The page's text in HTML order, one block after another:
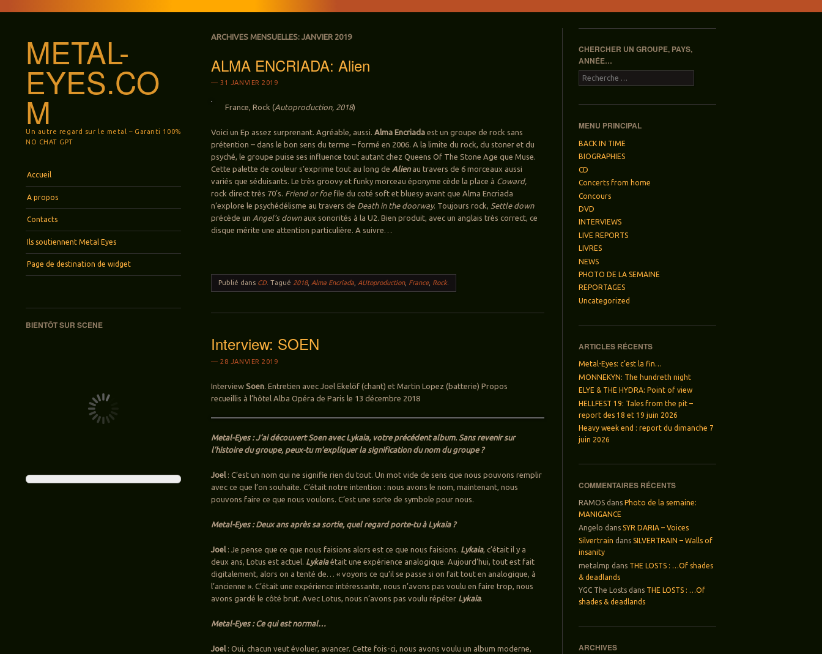
METAL-
EYES.CO
M
Un autre regard sur le metal – Garanti 100%
NO CHAT GPT
Aller au contenu principal
Accueil
A propos
Contacts
Ils soutiennent Metal Eyes
Page de destination de widget
BIENTÔT SUR SCENE
ARCHIVES MENSUELLES:JANVIER 2019
ALMA ENCRIADA: Alien
31 JANVIER 2019
France, Rock (Autoproduction, 2018)
Voici un Ep assez surprenant. Agréable, aussi.Alma Encriada est un groupe de rock sans
prétention – dans le bon sens du terme – formé en 2006. A la limite du rock, du stoner et du
psyché, le groupe puise ses influence tout autant chez Queens Of The Stone Age que Muse.
Cette palette de couleur s’exprime tout au long deAlienau travers de 6 morceaux aussi
variés que séduisants. Le très groovy et funky morceau éponyme cède la place à Coward,
rock direct très 70’s. Friend or foefile du coté soft et bluesy avant que Alma Encriada
n’explore le psychédélisme au travers de Death in the doorway. Toujours rock, Settle down
précède un Angel’s downaux sonorités à la U2. Bien produit, avec un anglais très correct, ce
disque mérite une attention particulière. A suivre…
Publié dans CD.Tagué 2018, Alma Encriada AUtoproduction, France, Rock.
Interview: SOEN
28 JANVIER 2019
Interview Soen . Entretien avec Joel Ekelöf (chant) et Martin Lopez (batterie) Propos
recueillis à l’hôtel Alba Opéra de Paris le 13 décembre 2018
Metal-Eyes : J’ai découvert Soen avec Lykaia, votre précédent album. Sans revenir sur
l’histoire du groupe, peux-tu m’expliquer la signification du nom du groupe ?
Joel : C’est un nom qui ne signifie rien du tout. Un mot vide de sens que nous pouvons remplir
avec ce que l’on souhaite. C’était notre intention : nous avons le nom, maintenant, nous
pouvons faire ce que nous voulons. C’est une sorte de symbole pour nous.
Metal-Eyes : Deux ans après sa sortie, quel regard porte-tu à Lykaia ?
Joel : Je pense que ce que nous faisions alors est ce que nous faisions. Lykaia, c’était il y a
deux ans, Lotus est actuel. Lykaiaétait une expérience analogique. Aujourd’hui, tout est fait
digitalement, alors on a tenté de… « voyons ce qu’il se passe si on fait tout en analogique, à
l’ancienne ». C’était une expérience intéressante, nous n’avons pas voulu en faire trop, nous
avons gardé le côté brut. Avec Lotus, nous n’avons pas voulu répéter Lykaia.
Metal-Eyes : Ce qui est normal…
Joel : Oui, chacun veut évoluer, avancer. Cette fois-ci, nous avons voulu un album moderne,
CHERCHER UN GROUPE, PAYS,
ANNÉE…
Recherche
MENU PRINCIPAL
BACK IN TIME
BIOGRAPHIES
CD
Concerts from home
Concours
DVD
INTERVIEWS
LIVE REPORTS
LIVRES
NEWS
PHOTO DE LA SEMAINE
REPORTAGES
Uncategorized
ARTICLES RÉCENTS
Metal-Eyes: c’est la fin…
MONNEKYN: The hundreth night
ELYE & THE HYDRA: Point of view
HELLFEST 19: Tales from the pit –
report des 18 et 19 juin 2026
Heavy week end : report du dimanche 7
juin 2026
COMMENTAIRES RÉCENTS
RAMOS dans Photo de la semaine:
MANIGANCE
Angelo dansSYR DARIA – Voices
Silvertrain dansSILVERTRAIN – Walls of
insanity
metalmp dans THE LOSTS : …Of shades
& deadlands
YGC The Losts dans THE LOSTS : …Of
shades & deadlands
ARCHIVES